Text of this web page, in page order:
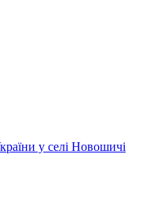
у селі Новошичі